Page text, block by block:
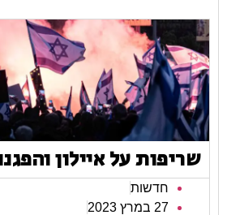
שריפות על איילון
חדשות
27 במרץ 2023